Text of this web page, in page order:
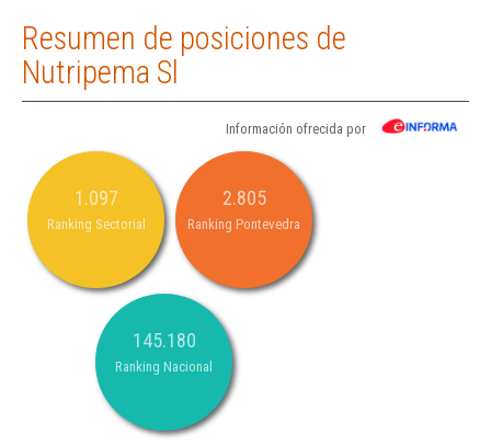
Resumen de posiciones de
Nutripema Sl
Información ofrecida por
1.097
Ranking Sectorial
2.805
Ranking Pontevedra
145.180
Ranking Nacional